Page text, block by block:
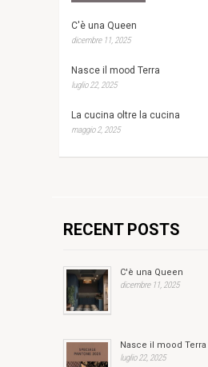
C'è una Queen
dicembre 11, 2025
Nasce il mood Terra
luglio 22, 2025
La cucina oltre la cucina
maggio 2, 2025
RECENT POSTS
C'è una Queen
dicembre 11, 2025
Nasce il mood Terra
luglio 22, 2025